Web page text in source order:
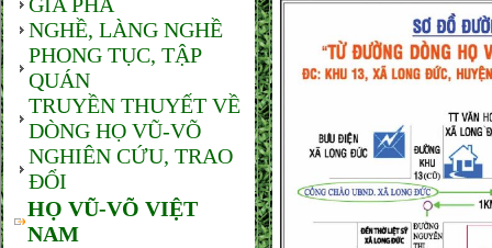
NGHỀ, LÀNG NGHỀ
PHONG TỤC, TẬP
QUÁN
TRUYỀN THUYẾT VỀ
DÒNG HỌ VŨ-VÕ
NGHIÊN CỨU, TRAO
ĐỔI
HỌ VŨ-VÕ VIỆT
NAM